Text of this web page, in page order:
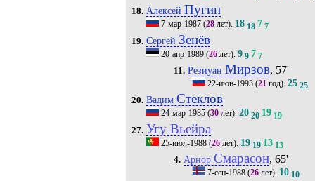
18. Алексей Пугин
7-мар-1987(28лет). 18 18 7 7
19. Сергей Зенёв
20-апр-1989(26лет). 9 9 7 7
11. Резиуан Мирзов, 57'
22-июн-1993 (21 год).25 25
20. Вадим Стеклов
24-мар-1985(30лет). 20 20 19 19
27. Угу Вьейра
25-июл-1988(26лет). 19 19 13 13
4. Арнор Смарасон, 65'
7-сен-1988 (26 лет). 10 10